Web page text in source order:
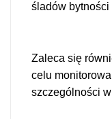
śladów bytności
Zaleca się
celu
szczególności